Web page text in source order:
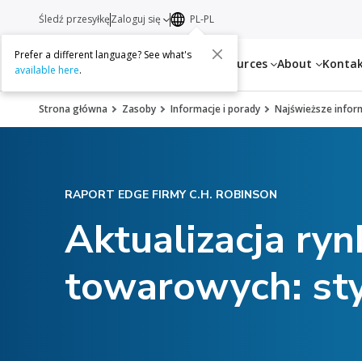
Services Resources About
Śledź przesyłkęZaloguj się PL-PL
Prefer a different language? See what's
available here.
Strona główna Zasoby Informacje i porady Najświeższe
RAPORT EDGE FIRMY C.H. ROBINSON
Aktualizacja
towarowych: